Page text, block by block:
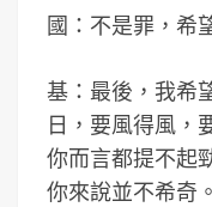
國：不是罪，希
基：最後，我希
日，要風得風，
你而言都提不起
你來說並不希奇